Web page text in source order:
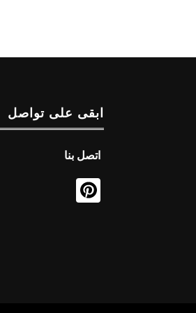
ابقى على تواصل
اتصل بنا